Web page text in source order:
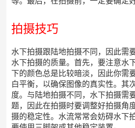
拍摄技巧
水下拍摄跟陆地拍摄不同，因此需
水下拍摄的质量。首先，要注意水
下的颜色总是比较暗淡，因此你需
白平衡，以确保图像的真实性。其
度。与陆地拍摄不同，水下拍摄需
题，因此在拍摄时要调整好拍摄角
摄的稳定性。水流常常会妨碍水下